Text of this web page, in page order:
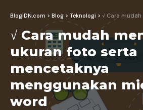
BlogIDN.com > Blog > Teknologi > √ Cara mudah mengatur
√ Cara mudah
ukuran foto serta
mencetaknya
menggunakan
word